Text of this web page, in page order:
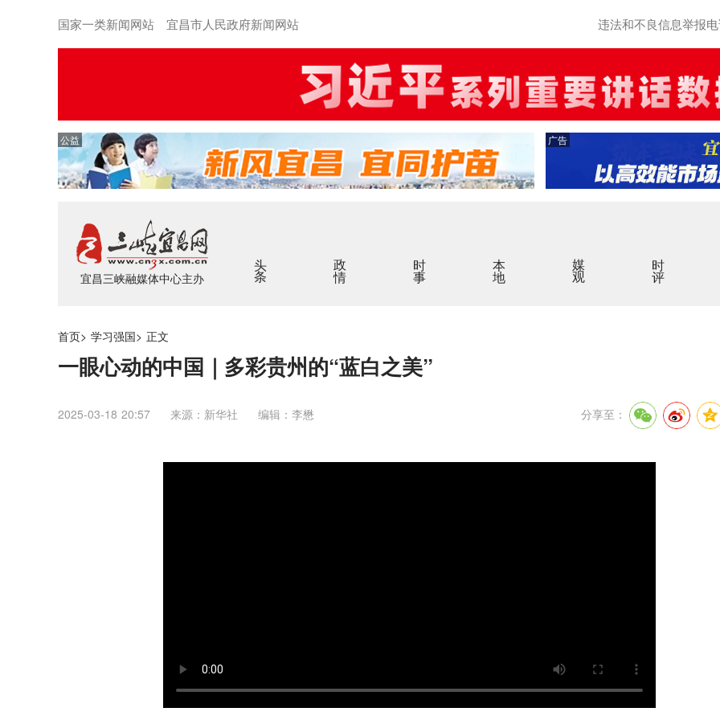
国家一类新闻网站 宜昌市人民政府新闻网站 违法和不良信息举报
公益 广告
宜昌三峡融媒体中心主办
头条 政情 时事 本地 媒观 时评
首页> 学习强国> 正文
一眼心动的中国｜多彩贵州的“蓝白之美”
2025-03-18 20:57 来源：新华社 编辑：李懋 分享至：